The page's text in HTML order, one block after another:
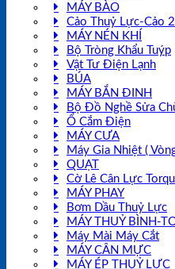
MÁY BÀO
Cảo Thuỷ Lực-Cảo
MÁY NÉN KHÍ
Bộ Tròng Khẩu Tuýp
Vật Tư Điện Lạnh
BÚA
MÁY BẮN ĐINH
Bộ Đồ Nghề Sửa
Ổ Cắm Điện
MÁY CƯA
Máy Gia Nhiệt (
QUẠT
Cờ Lê Cân Lực
MÁY PHAY
Bơm Dầu Thuỷ Lực
MÁY THUỶ BÌNH-
Máy Mài Máy Cắt
MÁY CÂN MỰC
MÁY ÉP THUỶ LỰC